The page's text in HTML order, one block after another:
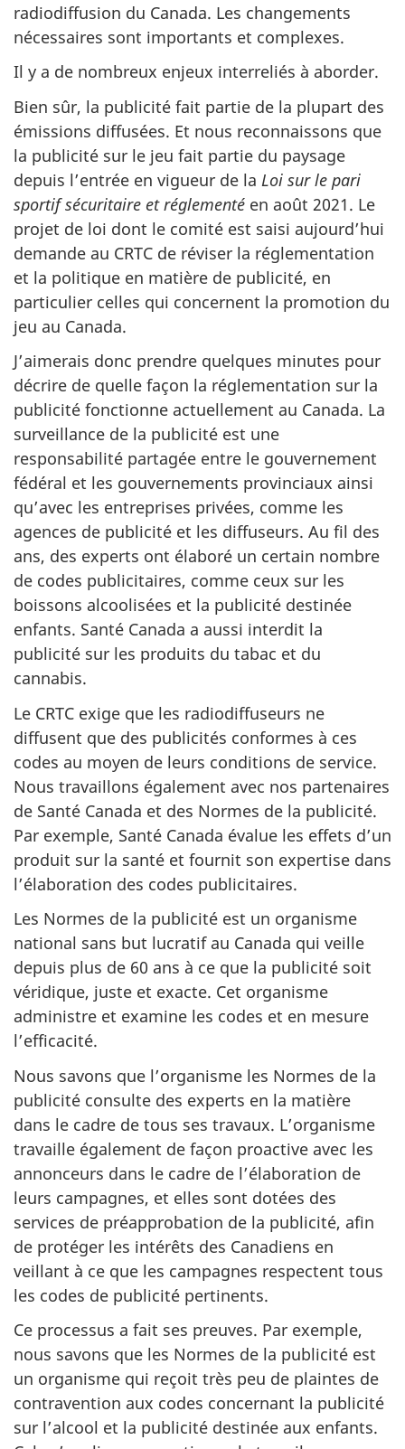
radiodiffusion du Canada. Les changements
nécessaires sont importants et complexes.
Il y a de nombreux enjeux interreliés à aborder.
Bien sûr, la publicité fait partie de la plupart des
émissions diffusées. Et nous reconnaissons que
la publicité sur le jeu fait partie du paysage
depuis l’entrée en vigueur de la Loi sur le pari
sportif sécuritaire et réglementé en août 2021. Le
projet de loi dont le comité est saisi aujourd’hui
demande au CRTC de réviser la réglementation
et la politique en matière de publicité, en
particulier celles qui concernent la promotion du
jeu au Canada.
J’aimerais donc prendre quelques minutes pour
décrire de quelle façon la réglementation sur la
publicité fonctionne actuellement au Canada. La
surveillance de la publicité est une
responsabilité partagée entre le gouvernement
fédéral et les gouvernements provinciaux ainsi
qu’avec les entreprises privées, comme les
agences de publicité et les diffuseurs. Au fil des
ans, des experts ont élaboré un certain nombre
de codes publicitaires, comme ceux sur les
boissons alcoolisées et la publicité destinée
enfants. Santé Canada a aussi interdit la
publicité sur les produits du tabac et du
cannabis.
Le CRTC exige que les radiodiffuseurs ne
diffusent que des publicités conformes à ces
codes au moyen de leurs conditions de service.
Nous travaillons également avec nos partenaires
de Santé Canada et des Normes de la publicité.
Par exemple, Santé Canada évalue les effets d’un
produit sur la santé et fournit son expertise dans
l’élaboration des codes publicitaires.
Les Normes de la publicité est un organisme
national sans but lucratif au Canada qui veille
depuis plus de 60 ans à ce que la publicité soit
véridique, juste et exacte. Cet organisme
administre et examine les codes et en mesure
l’efficacité.
Nous savons que l’organisme les Normes de la
publicité consulte des experts en la matière
dans le cadre de tous ses travaux. L’organisme
travaille également de façon proactive avec les
annonceurs dans le cadre de l’élaboration de
leurs campagnes, et elles sont dotées des
services de préapprobation de la publicité, afin
de protéger les intérêts des Canadiens en
veillant à ce que les campagnes respectent tous
les codes de publicité pertinents.
Ce processus a fait ses preuves. Par exemple,
nous savons que les Normes de la publicité est
un organisme qui reçoit très peu de plaintes de
contravention aux codes concernant la publicité
sur l’alcool et la publicité destinée aux enfants.